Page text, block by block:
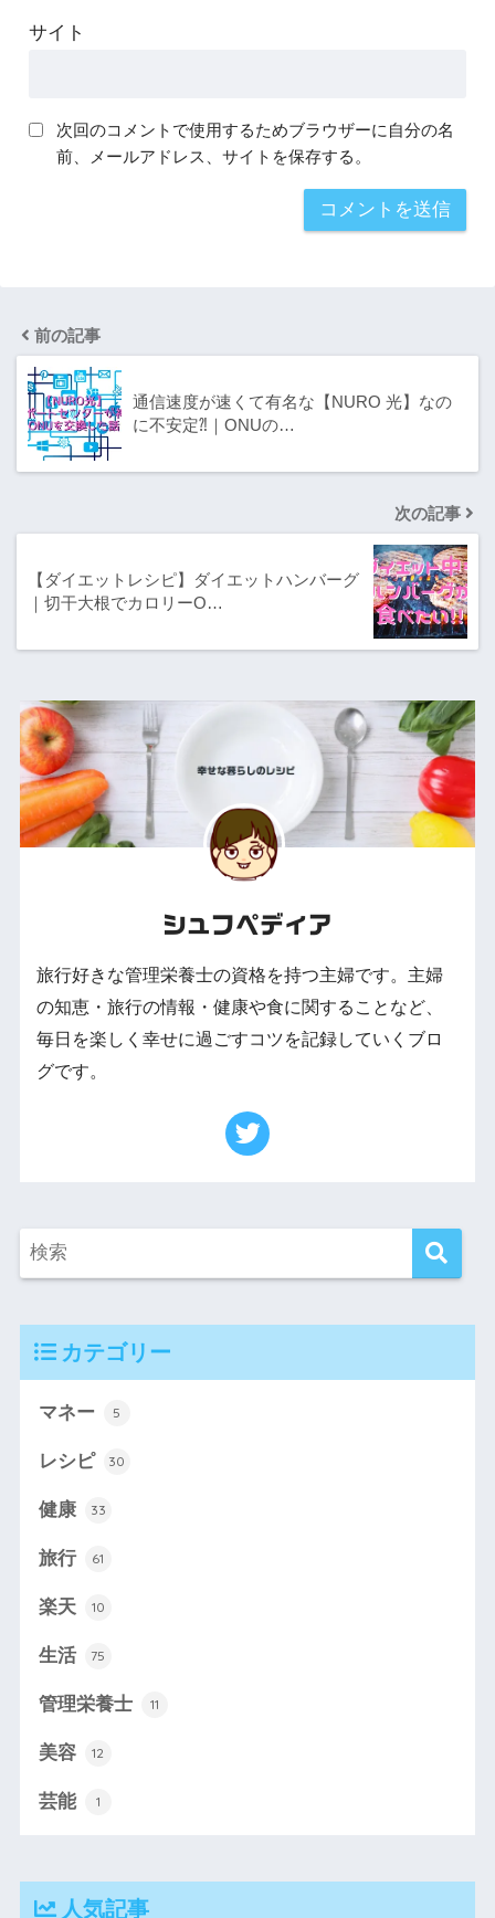
サイト
次回のコメントで使用するためブラウザーに自分の名
前、メールアドレス、サイトを保存する。
前の記事
通信速度が速くて有名な【NURO 光】なの
に不安定⁈｜ONUの…
次の記事
【ダイエットレシピ】ダイエットハンバーグ
｜切干大根でカロリーO…
シュフペディア
旅行好きな管理栄養士の資格を持つ主婦です。主婦
の知恵・旅行の情報・健康や食に関することなど、
毎日を楽しく幸せに過ごすコツを記録していくブロ
グです。
カテゴリー
マネー 5
レシピ 30
健康 33
旅行 61
楽天 10
生活 75
管理栄養士 11
美容 12
芸能 1
人気記事